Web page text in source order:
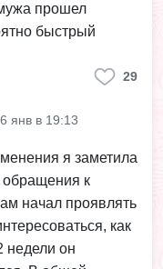
прошел
быстрый
29
янв в 19:13
я заметила
обращения к
начал проявлять
как
недели он